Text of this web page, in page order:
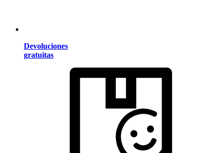
Devoluciones
gratuitas